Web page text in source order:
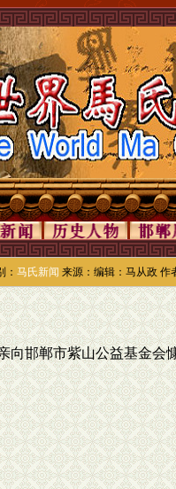
： 马氏新闻 来源：编辑：马从政 作
邯郸市紫山公益基金会